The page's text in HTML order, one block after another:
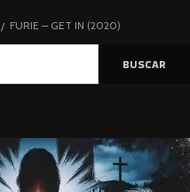
FURIE – GET IN (2020)